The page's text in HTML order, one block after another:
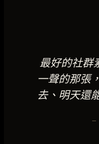
最好的社群
一聲的那張
去、明天還
—